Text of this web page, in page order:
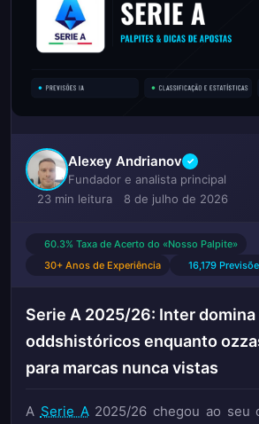
Alexey Andrianov ✓
Fundador e analista principal
23 min leitura
8 de julho de 2026
60.3% Taxa de Acerto do «Nosso Palpite»
30+ Anos de Experiência
16,179
Serie A 2025/26: Inter domina
oddshistóricos enquanto
para marcas nunca vistas
A Serie A2025/26 chegou ao seu